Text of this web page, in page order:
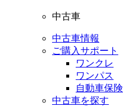
中古車
中古車情報
ご購入サポート
ワンクレ
ワンパス
自動車保険
中古車を探す